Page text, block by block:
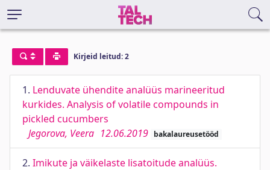
Kirjeid leitud: 2
1. Lenduvate ühendite analüüs marineeritud
kurkides. Analysis of volatile compounds in
pickled cucumbers
Jegorova, Veera 12.06.2019 bakalaureusetööd
2. Imikute ja väikelaste lisatoitude analüüs.